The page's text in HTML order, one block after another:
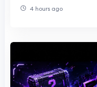
4 hours ago